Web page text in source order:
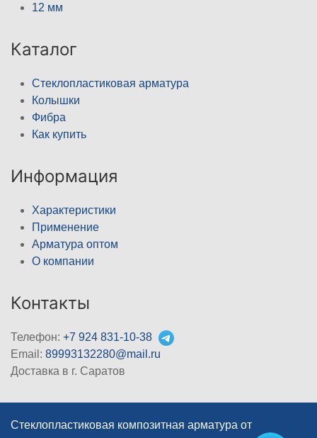
12 мм
Каталог
Стеклопластиковая арматура
Колышки
Фибра
Как купить
Информация
Характеристики
Применение
Арматура оптом
О компании
Контакты
Телефон: +7 924 831-10-38
Email: 89993132280@mail.ru
Доставка в г. Саратов
Стеклопластиковая композитная арматура от